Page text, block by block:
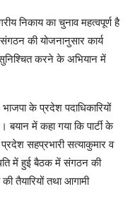
निकाय का चुनाव महत्वपूर्ण है
संगठन की योजनानुसार कार्य
करने के अभियान में
के प्रदेश पदाधिकारियों
में कहा गया कि पार्टी के
सहप्रभारी सत्याकुमार व
में हुई बैठक में संगठन की
तैयारियों तथा आगामी